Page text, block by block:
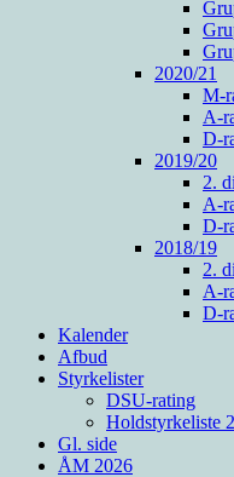
2020/21
M-
A-
D-
2019/20
2.
A-
D-
2018/19
2.
A-
D-
Kalender
Afbud
Styrkelister
DSU-rating
Holdstyrkeliste
Gl. side
ÅM 2026